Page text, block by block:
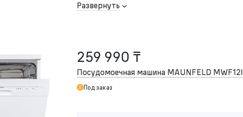
Развернуть
259 990 ₸
Посудомоечная машина MAUNFELD MWF12I
Под заказ